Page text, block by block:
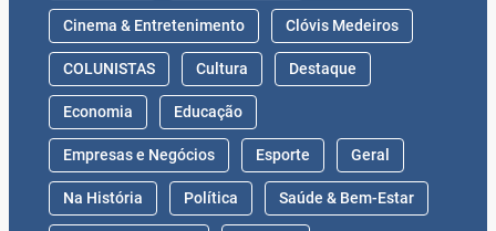
Cinema & Entretenimento Clóvis Medeiros
COLUNISTAS Cultura Destaque
Economia Educação
Empresas e Negócios Esporte Geral
Na História Política Saúde & Bem-Estar